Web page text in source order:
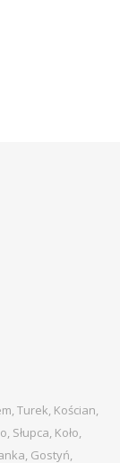
Turek, Kościan,
Koło,
Gostyń,